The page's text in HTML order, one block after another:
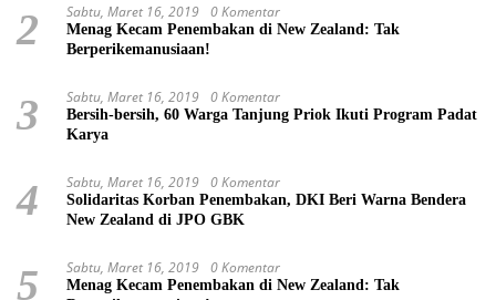
2 Sabtu, Maret 16, 2019 0 Komentar
Menag Kecam Penembakan di New Zealand: Tak
Berperikemanusiaan!
3 Sabtu, Maret 16, 2019 0 Komentar
Bersih-bersih, 60 Warga Tanjung Priok Ikuti Program Padat
Karya
4 Sabtu, Maret 16, 2019 0 Komentar
Solidaritas Korban Penembakan, DKI Beri Warna Bendera
New Zealand di JPO GBK
5 Sabtu, Maret 16, 2019 0 Komentar
Menag Kecam Penembakan di New Zealand: Tak